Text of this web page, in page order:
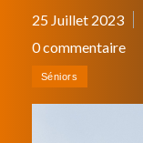
25 Juillet 2023
0 commentaire